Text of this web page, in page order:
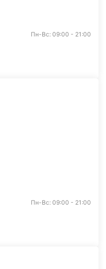
Пн-Вс: 09:00 - 21:00
Пн-Вс: 09:00 - 21:00